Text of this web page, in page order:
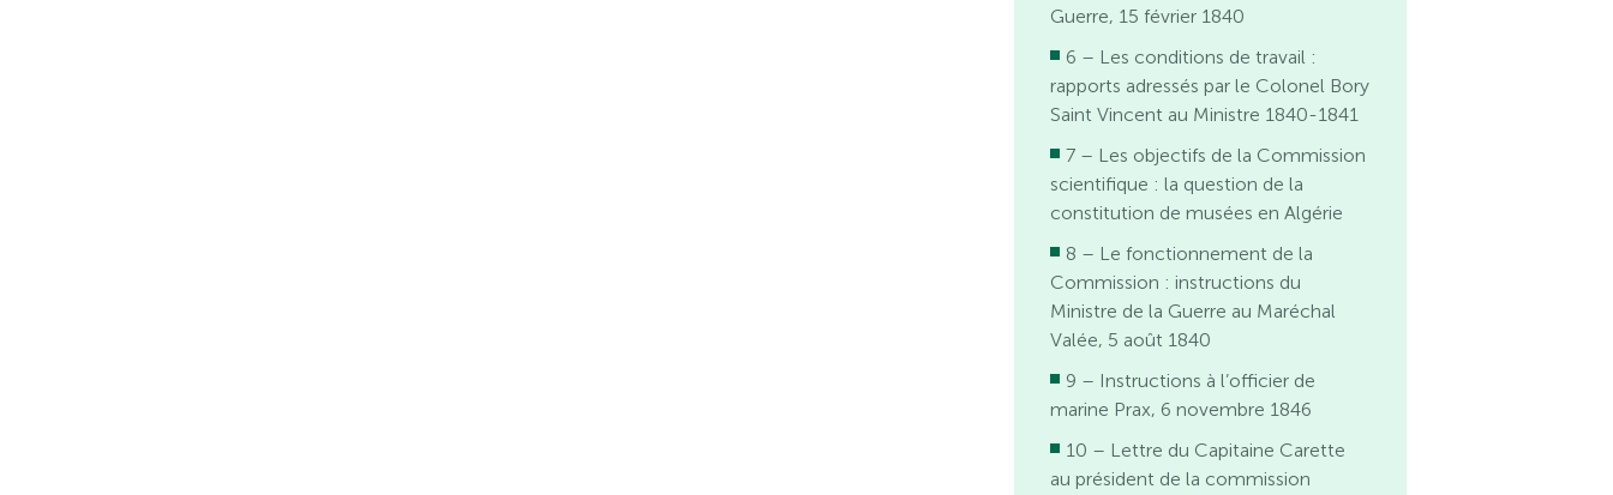
Guerre, 15 février 1840
6 – Les conditions de travail :
rapports adressés par le Colonel Bory
Saint Vincent au Ministre 1840-1841
7 – Les objectifs de la Commission
scientifique : la question de la
constitution de musées en Algérie
8 – Le fonctionnement de la
Commission : instructions du
Ministre de la Guerre au Maréchal
Valée, 5 août 1840
9 – Instructions à l’officier de
marine Prax, 6 novembre 1846
10 – Lettre du Capitaine Carette
au président de la commission